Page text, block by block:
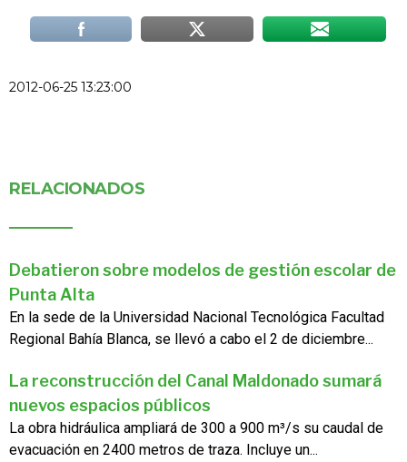
2012-06-25 13:23:00
RELACIONADOS
Debatieron sobre modelos de gestión escolar de
Punta Alta
En la sede de la Universidad Nacional Tecnológica Facultad
Regional Bahía Blanca, se llevó a cabo el 2 de diciembre...
La reconstrucción del Canal Maldonado sumará
nuevos espacios públicos
La obra hidráulica ampliará de 300 a 900 m³/s su caudal de
evacuación en 2400 metros de traza. Incluye un...